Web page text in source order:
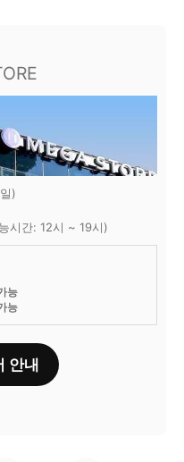
)
시간: 12시 ~ 19시)
능
능
안내